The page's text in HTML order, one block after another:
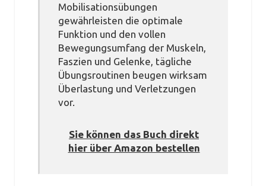
Mobilisationsübungen
gewährleisten die optimale
Funktion und den vollen
Bewegungsumfang der Muskeln,
Faszien und Gelenke, tägliche
Übungsroutinen beugen wirksam
Überlastung und Verletzungen
vor.
Sie können das Buch direkt
hier über Amazon bestellen